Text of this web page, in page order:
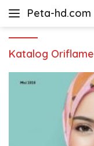
Peta-hd.com
Kumpulan
HD
Katalog Oriflame